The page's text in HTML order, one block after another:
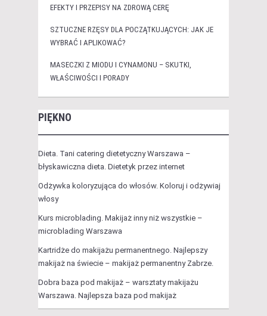
EFEKTY I PRZEPISY NA ZDROWĄ CERĘ
SZTUCZNE RZĘSY DLA POCZĄTKUJĄCYCH: JAK JE
WYBRAĆ I APLIKOWAĆ?
MASECZKI Z MIODU I CYNAMONU – SKUTKI,
WŁAŚCIWOŚCI I PORADY
PIĘKNO
Dieta. Tani catering dietetyczny Warszawa –
błyskawiczna dieta. Dietetyk przez internet
Odżywka koloryzująca do włosów. Koloruj i odżywiaj
włosy
Kurs microblading. Makijaż inny niż wszystkie –
microblading Warszawa
Kartridże do makijażu permanentnego. Najlepszy
makijaż na świecie – makijaż permanentny Zabrze.
Dobra baza pod makijaż – warsztaty makijażu
Warszawa. Najlepsza baza pod makijaż